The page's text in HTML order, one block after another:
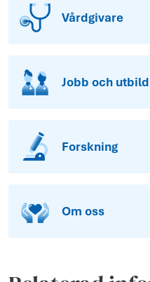
Vårdgivare
Jobb och
Forskning
Om oss